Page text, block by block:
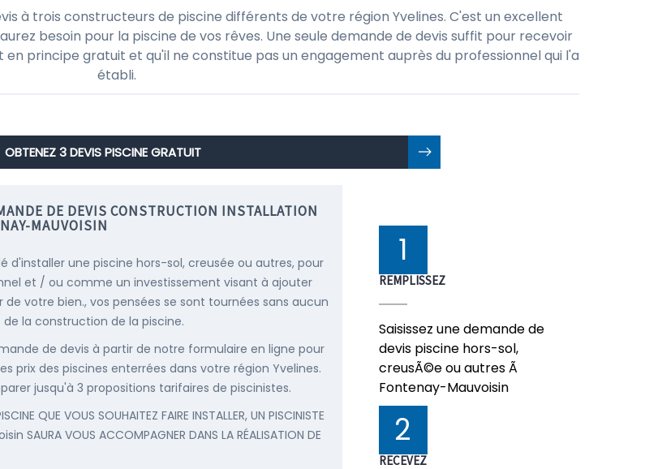
à trois constructeurs de piscine différents de votre région Yvelines. C'est un excellent
besoin pour la piscine de vos rêves. Une seule demande de devis suffit pour recevoir
principe gratuit et qu'il ne constitue pas un engagement auprès du professionnel qui l'a
établi.
OBTENEZ 3 DEVIS PISCINE GRATUIT
DE DEVIS CONSTRUCTION INSTALLATION
MAUVOISIN
d'installer une piscine hors-sol, creusée ou autres, pour
et / ou comme un investissement visant à ajouter
votre bien., vos pensées se sont tournées sans aucun
la construction de la piscine.
de devis à partir de notre formulaire en ligne pour
prix des piscines enterrées dans votre région Yvelines.
jusqu'à 3 propositions tarifaires de piscinistes.
QUE VOUS SOUHAITEZ FAIRE INSTALLER, UN PISCINISTE
SAURA VOUS ACCOMPAGNER DANS LA RÉALISATION DE
1
REMPLISSEZ
Saisissez une demande de
devis piscine hors-sol,
creusÃ©e ou autres Ã
Fontenay-Mauvoisin
2
RECEVEZ